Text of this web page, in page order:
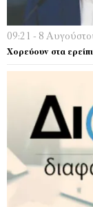
09:21 - 8
Χορεύουν στα